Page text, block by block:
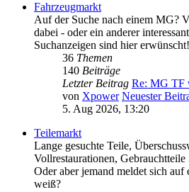
Fahrzeugmarkt
Auf der Suche nach einem MG?
dabei - oder ein anderer
Suchanzeigen sind hier erwünscht!
36 Themen
140 Beiträge
Letzter Beitrag Re: MG TF
von Xpower Neuester
5. Aug 2026, 13:20
Teilemarkt
Lange gesuchte Teile,
Vollrestaurationen,
Oder aber jemand meldet sich auf
weiß?